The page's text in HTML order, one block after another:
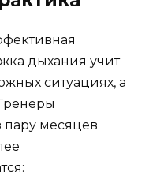
дыхания учит
ситуациях, а
пару месяцев